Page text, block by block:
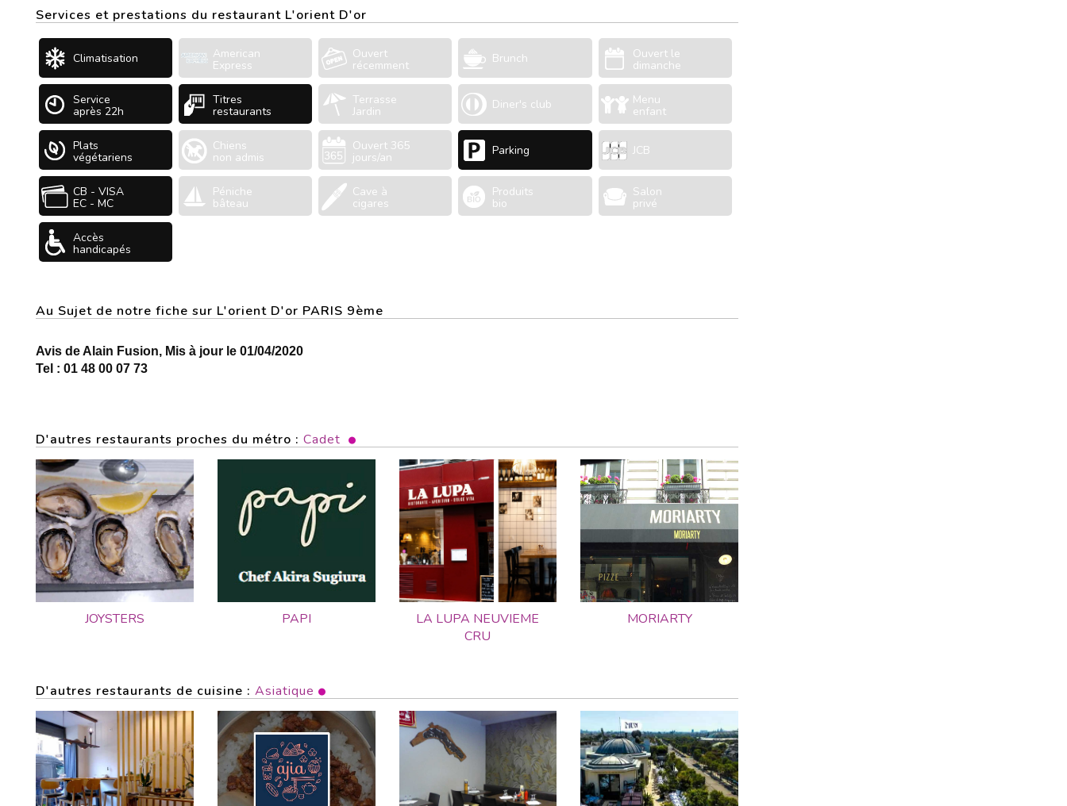
Services et prestations du restaurant L'orient D'or
Climatisation American
Express
Ouvert
récemment Brunch Ouvert le
dimanche
Service
après 22h
Titres
restaurants
Terrasse
Jardin Diner's club Menu
enfant
Plats
végétariens
Chiens
non admis
Ouvert 365
jours/an Parking JCB
CB - VISA
EC - MC
Péniche
bâteau
Cave à
cigares
Produits
bio
Salon
privé
Accès
handicapés
Au Sujet de notre fiche sur L'orient D'or PARIS 9ème
Avis de Alain Fusion, Mis à jour le 01/04/2020
Tel : 01 48 00 07 73
D'autres restaurants proches du métro : Cadet
JOYSTERS PAPI
LA LUPA NEUVIEME
CRU
MORIARTY
D'autres restaurants de cuisine : Asiatique